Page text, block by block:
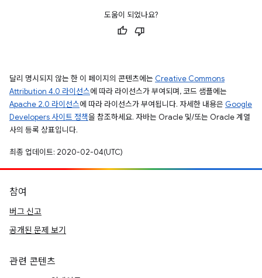
도움이 되었나요?
달리 명시되지 않는 한 이 페이지의 콘텐츠에는 Creative Commons
Attribution 4.0 라이선스에 따라 라이선스가 부여되며, 코드 샘플에는
Apache 2.0 라이선스에 따라 라이선스가 부여됩니다. 자세한 내용은 Google
Developers 사이트 정책을 참조하세요. 자바는 Oracle 및/또는 Oracle 계열
사의 등록 상표입니다.
최종 업데이트: 2020-02-04(UTC)
참여
버그 신고
공개된 문제 보기
관련 콘텐츠